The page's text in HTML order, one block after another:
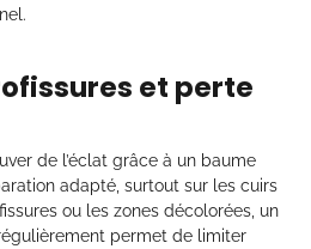
et perte
de l’éclat grâce à un baume
adapté, surtout sur les cuirs
ou les zones décolorées, un
permet de limiter